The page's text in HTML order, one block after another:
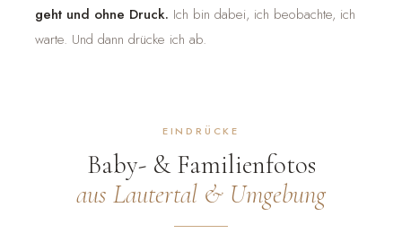
geht und ohne Druck. Ich bin dabei, ich beobachte, ich
warte. Und dann drücke ich ab.
EINDRÜCKE
Baby- & Familienfotos
aus Lautertal & Umgebung